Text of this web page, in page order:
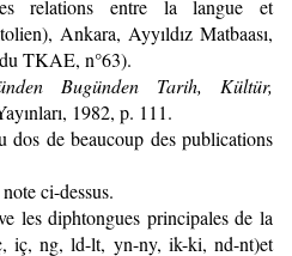
relations entre la langue et
Ankara, Ayyıldız Matbaası,
TKAE, n°63).
Bugünden Tarih, Kültür,
1982, p. 111.
dos de beaucoup des publications
ci-dessus.
les diphtongues principales de la
iç, ng, ld-lt, yn-ny, ik-ki, nd-nt)et